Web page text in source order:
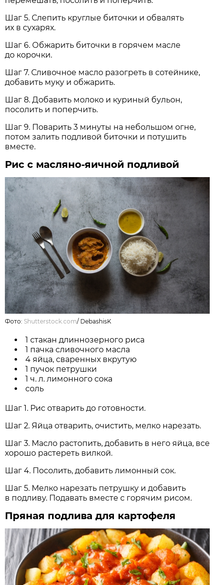
Шаг 5. Слепить круглые биточки и обвалять
их в сухарях.
Шаг 6. Обжарить биточки в горячем масле
до корочки.
Шаг 7. Сливочное масло разогреть в сотейнике,
добавить муку и обжарить.
Шаг 8. Добавить молоко и куриный бульон,
посолить и поперчить.
Шаг 9. Поварить 3 минуты на небольшом огне,
потом залить подливой биточки и потушить
вместе.
Рис с масляно-яичной подливой
Фото:Shutterstock.com/ DebashisK
1 стакан длиннозерного риса
1 пачка сливочного масла
4 яйца, сваренных вкрутую
1 пучок петрушки
1 ч. л. лимонного сока
соль
Шаг 1. Рис отварить до готовности.
Шаг 2. Яйца отварить, очистить, мелко нарезать.
Шаг 3. Масло растопить, добавить в него яйца, все
хорошо растереть вилкой.
Шаг 4. Посолить, добавить лимонный сок.
Шаг 5. Мелко нарезать петрушку и добавить
в подливу. Подавать вместе с горячим рисом.
Пряная подлива для картофеля